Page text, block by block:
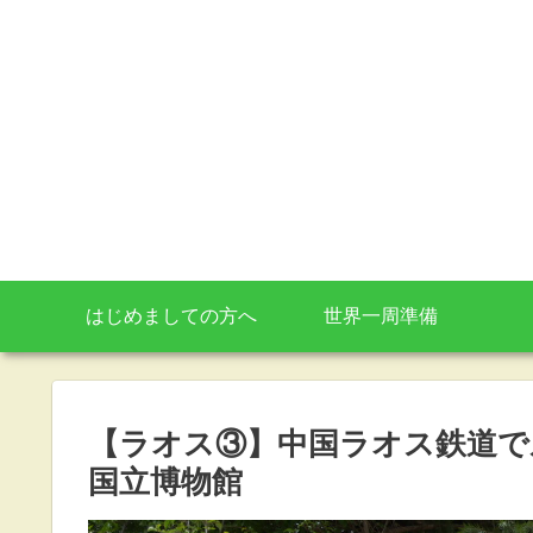
はじめましての方へ 世界一周準備
【ラオス③】中国ラオス鉄道
国立博物館